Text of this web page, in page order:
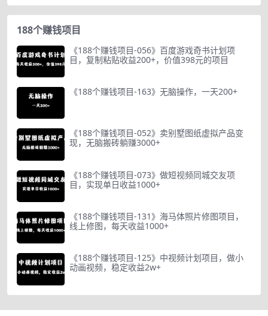
188个赚钱项目
《188个赚钱项目-056》百度游戏奇书计划项
目，复制粘贴收益200+，价值398元的项目
《188个赚钱项目-163》无脑操作，一天200+
《188个赚钱项目-052》卖别墅图纸虚拟产品变
现，无脑搬砖躺赚3000+
《188个赚钱项目-073》做短视频同城交友项
目，实现单日收益1000+
《188个赚钱项目-131》海马体照片修图项目，
线上修图，每天收益1000+
《188个赚钱项目-125》中视频计划项目，做小
动画视频，稳定收益2w+